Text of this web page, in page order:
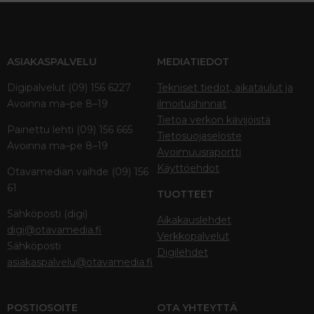
ASIAKASPALVELU
Digipalvelut (09) 156 6227
Avoinna ma–pe 8–19
Painettu lehti (09) 156 665
Avoinna ma–pe 8–19
Otavamedian vaihde (09) 156
61
Sähköposti (digi)
digi@otavamedia.fi
Sähköposti
asiakaspalvelu@otavamedia.fi
MEDIATIEDOT
Tekniset tiedot, aikataulut ja
ilmoitushinnat
Tietoa verkon kävijöistä
Tietosuojaseloste
Avoimuusraportti
Käyttöehdot
TUOTTEET
Aikakauslehdet
Verkkopalvelut
Digilehdet
POSTIOSOITE OTA YHTEYTTÄ